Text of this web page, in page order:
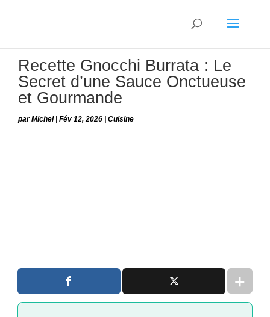
Recette Gnocchi Burrata : Le
Secret d’une Sauce Onctueuse
et Gourmande
parMichel| Fév 12, 2026 Cuisine